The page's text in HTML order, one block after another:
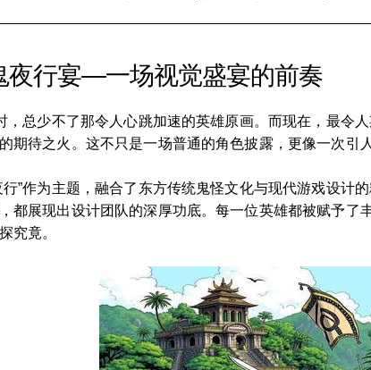
夜行宴—一场视觉盛宴的前奏
，总少不了那令人心跳加速的英雄原画。而现在，最令
期待之火。这不只是一场普通的角色披露，更像一次引
”作为主题，融合了东方传统鬼怪文化与现代游戏设
都展现出设计团队的深厚功底。每一位英雄都被赋予
究竟。